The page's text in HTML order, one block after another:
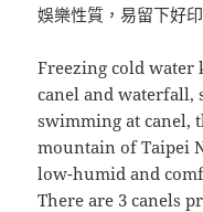
娛樂性質，易留下好
Freezing cold
canel and waterfall,
swimming at canel,
mountain of Taipei
low-humid and
There are 3 canels